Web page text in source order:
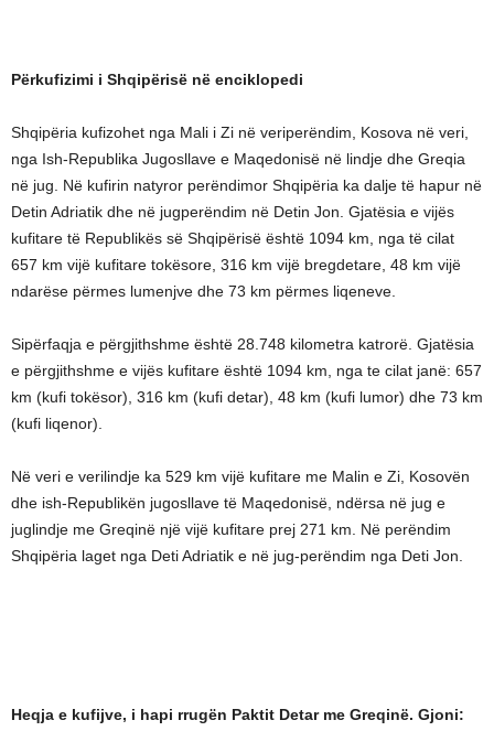
Përkufizimi i Shqipërisë në enciklopedi
Shqipëria kufizohet nga Mali i Zi në veriperëndim, Kosova në veri,
nga Ish-Republika Jugosllave e Maqedonisë në lindje dhe Greqia
në jug. Në kufirin natyror perëndimor Shqipëria ka dalje të hapur në
Detin Adriatik dhe në jugperëndim në Detin Jon. Gjatësia e vijës
kufitare të Republikës së Shqipërisë është 1094 km, nga të cilat
657 km vijë kufitare tokësore, 316 km vijë bregdetare, 48 km vijë
ndarëse përmes lumenjve dhe 73 km përmes liqeneve.
Sipërfaqja e përgjithshme është 28.748 kilometra katrorë. Gjatësia
e përgjithshme e vijës kufitare është 1094 km, nga te cilat janë: 657
km (kufi tokësor), 316 km (kufi detar), 48 km (kufi lumor) dhe 73 km
(kufi liqenor).
Në veri e verilindje ka 529 km vijë kufitare me Malin e Zi, Kosovën
dhe ish-Republikën jugosllave të Maqedonisë, ndërsa në jug e
juglindje me Greqinë një vijë kufitare prej 271 km. Në perëndim
Shqipëria laget nga Deti Adriatik e në jug-perëndim nga Deti Jon.
Heqja e kufijve, i hapi rrugën Paktit Detar me Greqinë. Gjoni: